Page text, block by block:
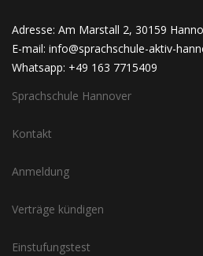
Adresse: Am Marstall 2, 30159
E-mail: info@sprachschule-aktiv-
Whatsapp: +49 163 7715409
Sprachschule Hannover
Kontakt
Anmeldung
Verträge kündigen
Einstufungstest